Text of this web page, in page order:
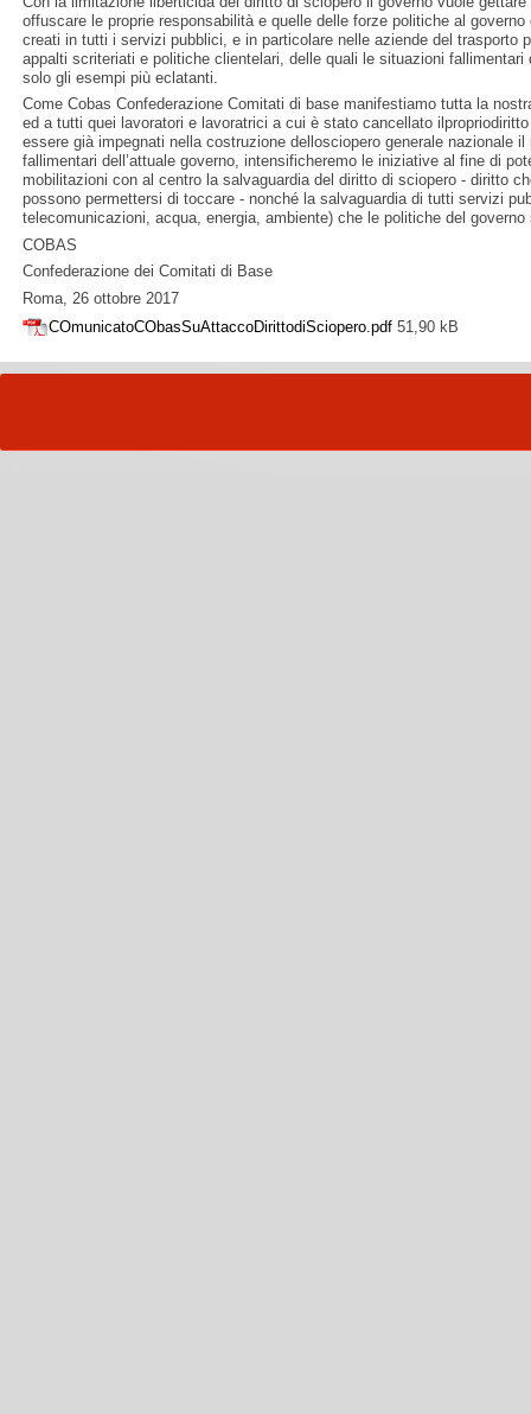
offuscare le proprie responsabilità e quelle delle forze politiche al
creati in tutti i servizi pubblici, e in particolare nelle aziende del trasporto
appalti scriteriati e politiche clientelari, delle quali le situazioni fallimentari
solo gli esempi più eclatanti.
Come Cobas Confederazione Comitati di base manifestiamo tutta la
ed a tutti quei lavoratori e lavoratrici a cui è stato cancellato
essere già impegnati nella costruzione dellosciopero generale nazionale
fallimentari dell’attuale governo, intensificheremo le iniziative al fine di
mobilitazioni con al centro la salvaguardia del diritto di sciopero - diritto
possono permettersi di toccare - nonché la salvaguardia di tutti servizi
telecomunicazioni, acqua, energia, ambiente) che le politiche del governo
COBAS
Confederazione dei Comitati di Base
Roma, 26 ottobre 2017
COmunicatoCObasSuAttaccoDirittodiSciopero.pdf 51,90 kB